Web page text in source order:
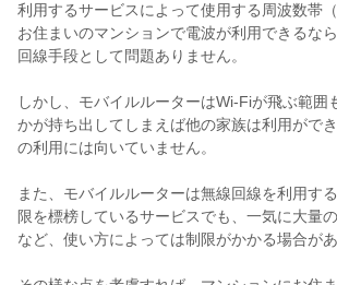
利用するサービスによって使用する周波数帯
お住まいのマンションで電波が利用できるな
回線手段として問題ありません。
しかし、モバイルルーターはWi-Fiが飛ぶ範囲
かが持ち出してしまえば他の家族は利用がで
の利用には向いていません。
また、モバイルルーターは無線回線を利用す
限を標榜しているサービスでも、一気に大量
など、使い方によっては制限がかかる場合があ